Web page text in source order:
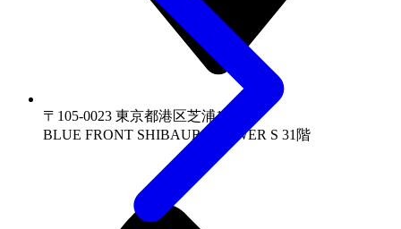
〒105-0023 東京都港区芝浦1-1-1
BLUE FRONT SHIBAURA TOWER S 31階